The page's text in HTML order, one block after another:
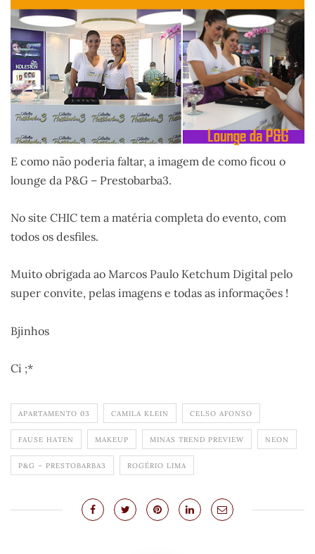
E como não poderia faltar, a imagem de como ficou o
lounge da P&G – Prestobarba3.
No site CHIC tem a matéria completa do evento, com
todos os desfiles.
Muito obrigada ao Marcos Paulo Ketchum Digital pelo
super convite, pelas imagens e todas as informações !
Bjinhos
Ci ;*
APARTAMENTO 03 CAMILA KLEIN CELSO AFONSO
FAUSE HATEN MAKEUP MINAS TREND PREVIEW NEON
P&G – PRESTOBARBA3 ROGÉRIO LIMA